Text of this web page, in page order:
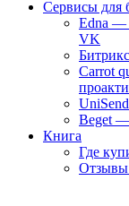
Сервисы для
Edna —
VK
Carrot
Beget —
Книга
Где
Отзывы